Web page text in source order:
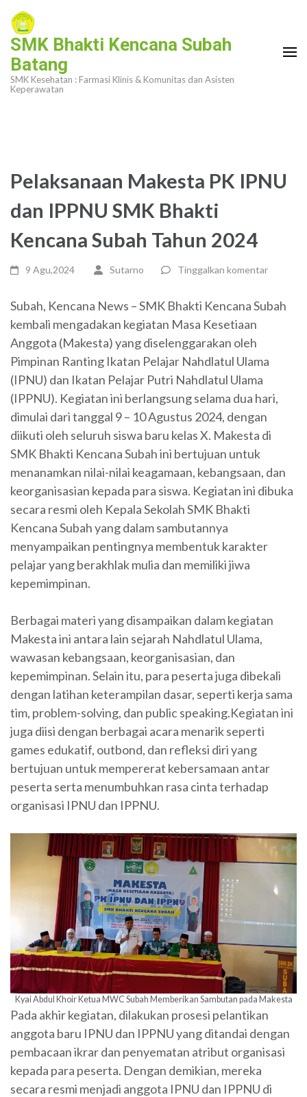
Lompat
konten
(Tekan
Enter)
SMK Bhakti Kencana Subah
Batang
SMK Kesehatan : Farmasi Klinis & Komunitas dan Asisten
Keperawatan
Pelaksanaan Makesta PK IPNU
dan IPPNU SMK Bhakti
Kencana Subah Tahun 2024
9 Agu,2024 Sutarno Tinggalkan komentar
Subah, Kencana News – SMK Bhakti Kencana Subah
kembali mengadakan kegiatan Masa Kesetiaan
Anggota (Makesta) yang diselenggarakan oleh
Pimpinan Ranting Ikatan Pelajar Nahdlatul Ulama
(IPNU) dan Ikatan Pelajar Putri Nahdlatul Ulama
(IPPNU). Kegiatan ini berlangsung selama dua hari,
dimulai dari tanggal 9 – 10 Agustus 2024, dengan
diikuti oleh seluruh siswa baru kelas X. Makesta di
SMK Bhakti Kencana Subah ini bertujuan untuk
menanamkan nilai-nilai keagamaan, kebangsaan, dan
keorganisasian kepada para siswa. Kegiatan ini dibuka
secara resmi oleh Kepala Sekolah SMK Bhakti
Kencana Subah yang dalam sambutannya
menyampaikan pentingnya membentuk karakter
pelajar yang berakhlak mulia dan memiliki jiwa
kepemimpinan.
Berbagai materi yang disampaikan dalam kegiatan
Makesta ini antara lain sejarah Nahdlatul Ulama,
wawasan kebangsaan, keorganisasian, dan
kepemimpinan. Selain itu, para peserta juga dibekali
dengan latihan keterampilan dasar, seperti kerja sama
tim, problem-solving, dan public speaking.Kegiatan ini
juga diisi dengan berbagai acara menarik seperti
games edukatif, outbond, dan refleksi diri yang
bertujuan untuk mempererat kebersamaan antar
peserta serta menumbuhkan rasa cinta terhadap
organisasi IPNU dan IPPNU.
Kyai Abdul Khoir Ketua MWC Subah Memberikan Sambutan pada Makesta
Pada akhir kegiatan, dilakukan prosesi pelantikan
anggota baru IPNU dan IPPNU yang ditandai dengan
pembacaan ikrar dan penyematan atribut organisasi
kepada para peserta. Dengan demikian, mereka
secara resmi menjadi anggota IPNU dan IPPNU di